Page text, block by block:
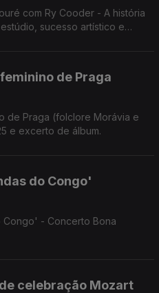
com Ry Cooder - A história
sucesso artístico e
de Praga
de Praga (folclore Morávia e
e excerto de álbum.
do Congo'
Congo' - Concerto Bona
celebração Mozart